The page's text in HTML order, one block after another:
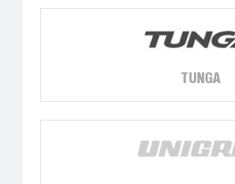
TUNGA